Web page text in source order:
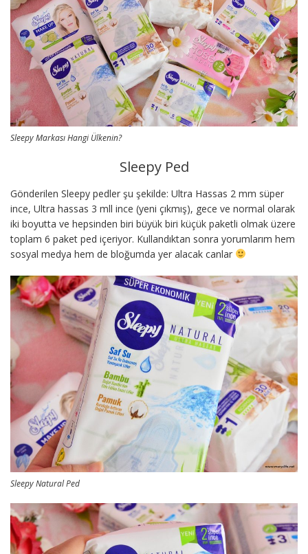
Sleepy Markası Hangi Ülkenin?
Sleepy Ped
Gönderilen Sleepy pedler şu şekilde: Ultra Hassas 2 mm süper
ince, Ultra hassas 3 mll ince (yeni çıkmış), gece ve normal olarak
iki boyutta ve hepsinden biri büyük biri küçük paketli olmak üzere
toplam 6 paket ped içeriyor. Kullandıktan sonra yorumlarım hem
sosyal medya hem de bloğumda yer alacak canlar
Sleepy Natural Ped